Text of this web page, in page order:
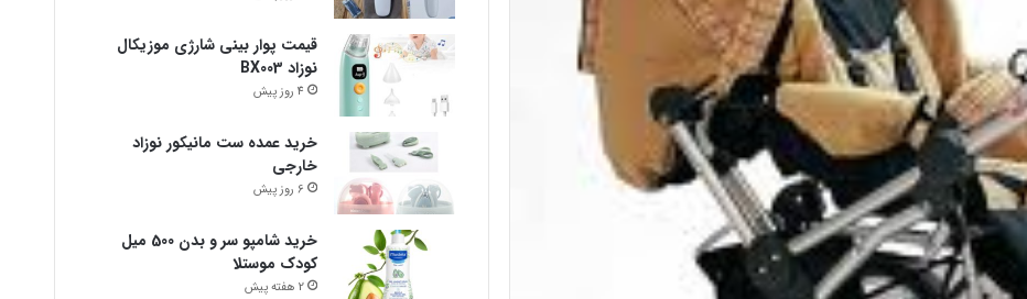
قیمت پوار بینی شارژی موزیکال
نوزاد BX003
4 روز پیش
خرید عمده ست مانیکور نوزاد
خارجی
6 روز پیش
خرید شامپو سر و بدن 500 میل
کودک موستلا
2 هفته پیش